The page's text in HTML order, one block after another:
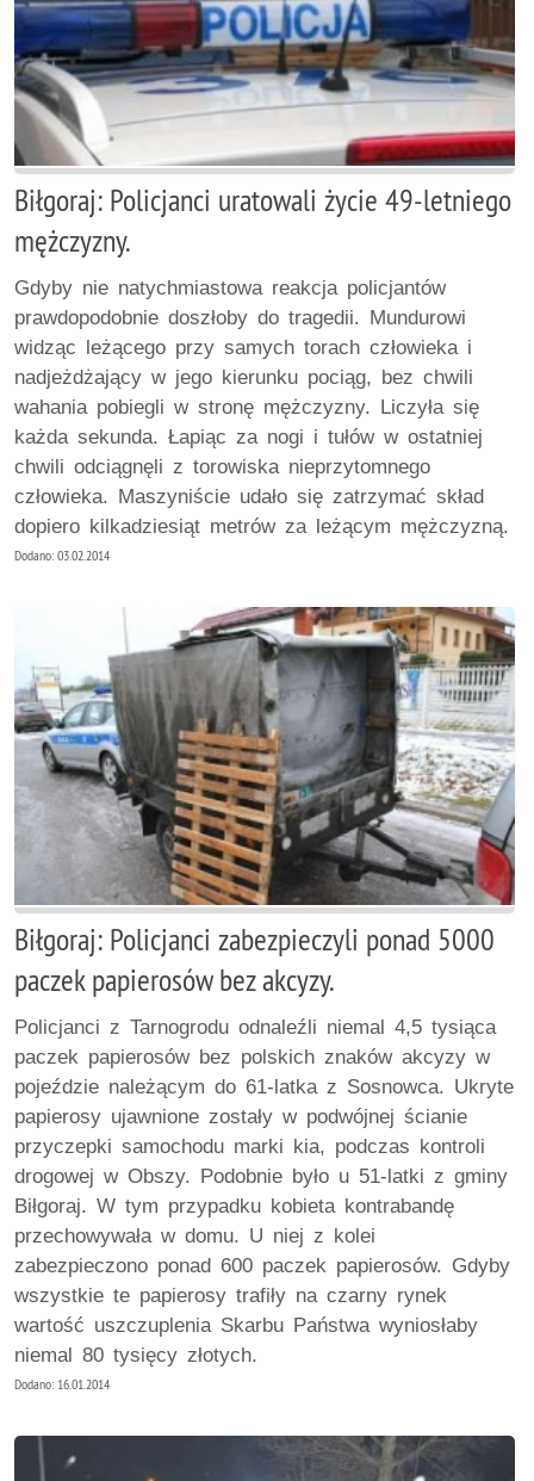
Biłgoraj: Policjanci uratowali życie 49-letniego
mężczyzny.
Gdyby nie natychmiastowa reakcja policjantów
prawdopodobnie doszłoby do tragedii. Mundurowi
widząc leżącego przy samych torach człowieka i
nadjeżdżający w jego kierunku pociąg, bez chwili
wahania pobiegli w stronę mężczyzny. Liczyła się
każda sekunda. Łapiąc za nogi i tułów w ostatniej
chwili odciągnęli z torowiska nieprzytomnego
człowieka. Maszyniście udało się zatrzymać skład
dopiero kilkadziesiąt metrów za leżącym mężczyzną.
Dodano: 03.02.2014
Biłgoraj: Policjanci zabezpieczyli ponad 5000
paczek papierosów bez akcyzy.
Policjanci z Tarnogrodu odnaleźli niemal 4,5 tysiąca
paczek papierosów bez polskich znaków akcyzy w
pojeździe należącym do 61-latka z Sosnowca. Ukryte
papierosy ujawnione zostały w podwójnej ścianie
przyczepki samochodu marki kia, podczas kontroli
drogowej w Obszy. Podobnie było u 51-latki z gminy
Biłgoraj. W tym przypadku kobieta kontrabandę
przechowywała w domu. U niej z kolei
zabezpieczono ponad 600 paczek papierosów. Gdyby
wszystkie te papierosy trafiły na czarny rynek
wartość uszczuplenia Skarbu Państwa wyniosłaby
niemal 80 tysięcy złotych.
Dodano: 16.01.2014